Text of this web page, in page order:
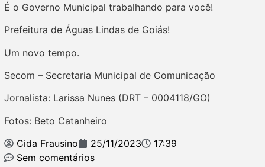
É o Governo Municipal trabalhando para você!
Prefeitura de Águas Lindas de Goiás!
Um novo tempo.
Secom – Secretaria Municipal de Comunicação
Jornalista: Larissa Nunes (DRT – 0004118/GO)
Fotos: Beto Catanheiro
Cida Frausino
25/11/2023
17:39
Sem comentários